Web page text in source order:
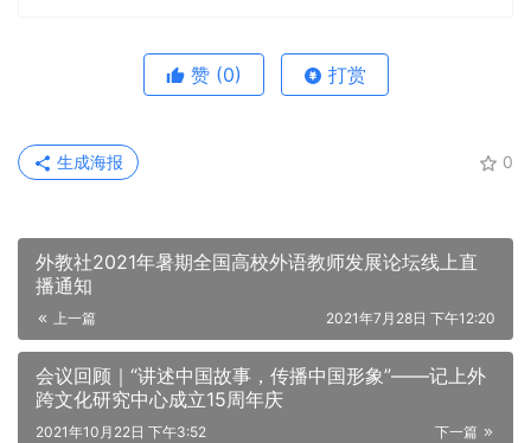
赞 (0) 打赏
0
生成海报
外教社2021年暑期全国高校外语教师发展论坛线上直
播通知
上一篇 2021年7月28日 下午12:20
会议回顾｜“讲述中国故事，传播中国形象”——记上外
跨文化研究中心成立15周年庆
下一篇
2021年10月22日 下午3:52